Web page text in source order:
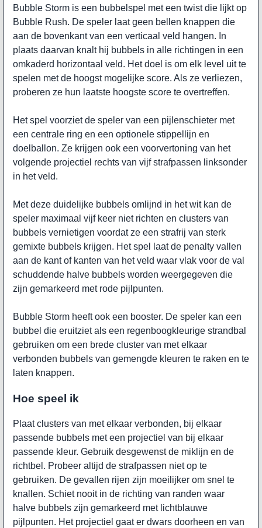
Bubble Storm is een bubbelspel met een twist die lijkt op
Bubble Rush. De speler laat geen bellen knappen die
aan de bovenkant van een verticaal veld hangen. In
plaats daarvan knalt hij bubbels in alle richtingen in een
omkaderd horizontaal veld. Het doel is om elk level uit te
spelen met de hoogst mogelijke score. Als ze verliezen,
proberen ze hun laatste hoogste score te overtreffen.
Het spel voorziet de speler van een pijlenschieter met
een centrale ring en een optionele stippellijn en
doelballon. Ze krijgen ook een voorvertoning van het
volgende projectiel rechts van vijf strafpassen linksonder
in het veld.
Met deze duidelijke bubbels omlijnd in het wit kan de
speler maximaal vijf keer niet richten en clusters van
bubbels vernietigen voordat ze een strafrij van sterk
gemixte bubbels krijgen. Het spel laat de penalty vallen
aan de kant of kanten van het veld waar vlak voor de val
schuddende halve bubbels worden weergegeven die
zijn gemarkeerd met rode pijlpunten.
Bubble Storm heeft ook een booster. De speler kan een
bubbel die eruitziet als een regenboogkleurige strandbal
gebruiken om een brede cluster van met elkaar
verbonden bubbels van gemengde kleuren te raken en te
laten knappen.
Hoe speel ik
Plaat clusters van met elkaar verbonden, bij elkaar
passende bubbels met een projectiel van bij elkaar
passende kleur. Gebruik desgewenst de miklijn en de
richtbel. Probeer altijd de strafpassen niet op te
gebruiken. De gevallen rijen zijn moeilijker om snel te
knallen. Schiet nooit in de richting van randen waar
halve bubbels zijn gemarkeerd met lichtblauwe
pijlpunten. Het projectiel gaat er dwars doorheen en van